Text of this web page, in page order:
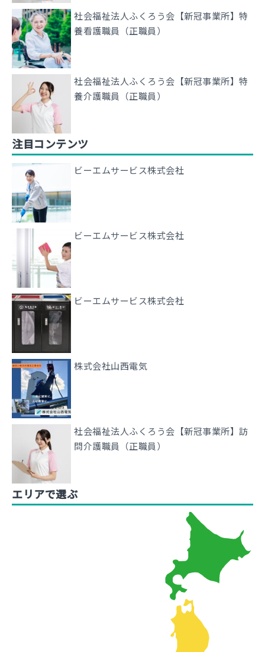
社会福祉法人ふくろう会【新冠事業所】特
養看護職員（正職員）
社会福祉法人ふくろう会【新冠事業所】特
養介護職員（正職員）
注目コンテンツ
ビーエムサービス株式会社
ビーエムサービス株式会社
ビーエムサービス株式会社
株式会社山西電気
社会福祉法人ふくろう会【新冠事業所】訪
問介護職員（正職員）
エリアで選ぶ